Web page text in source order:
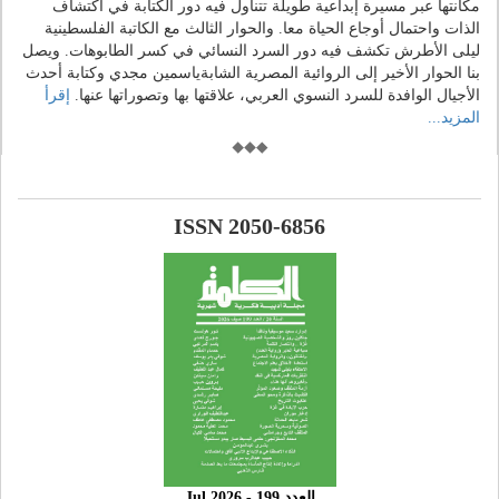
مكانتها عبر مسيرة إبداعية طويلة تتناول فيه دور الكتابة في اكتشاف
الذات واحتمال أوجاع الحياة معا. والحوار الثالث مع الكاتبة الفلسطينية
ليلى الأطرش تكشف فيه دور السرد النسائي في كسر الطابوهات. ويصل
بنا الحوار الأخير إلى الروائية المصرية الشابةياسمين مجدي وكتابة أحدث
الأجيال الوافدة للسرد النسوي العربي، علاقتها بها وتصوراتها عنها.
إقرأ
المزيد...
ISSN 2050-6856